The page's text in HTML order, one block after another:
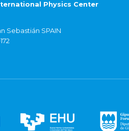
Physics Center
Sebastián SPAIN